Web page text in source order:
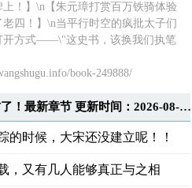
！】\n【朱元璋打赏百万铁骑体验
四！】\n当平行时空的疯批太子们
开方式——\"这史书，该换我们执笔
book-249888/
我，刷短视频，帝王集体破防了！最新章节 更新时间：2026-08-09T13:19:43
的时候，大宋还没建立呢！！
，又有几人能够真正与之相